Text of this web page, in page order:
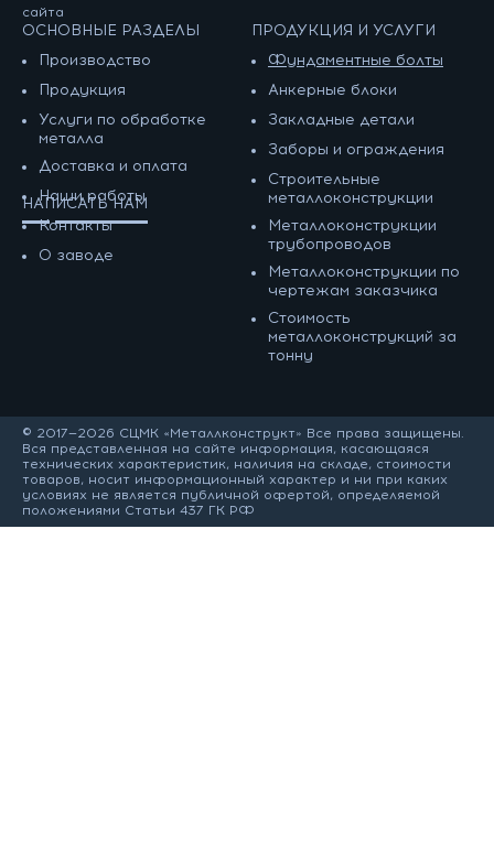
сайта
ОСНОВНЫЕ РАЗДЕЛЫ
Производство
Продукция
Услуги по обработке
металла
Доставка и оплата
Наши работы
Контакты
О заводе
ПРОДУКЦИЯ И УСЛУГИ
Фундаментные болты
Анкерные блоки
Закладные детали
Заборы и ограждения
Строительные
металлоконструкции
Металлоконструкции
трубопроводов
Металлоконструкции по
чертежам заказчика
Cтоимость
металлоконструкций за
тонну
НАПИСАТЬ НАМ
© 2017—2026 СЦМК «Металлконструкт» Все права защищены.
Вся представленная на сайте информация, касающаяся
технических характеристик, наличия на складе, стоимости
товаров, носит информационный характер и ни при каких
условиях не является публичной офертой, определяемой
положениями Статьи 437 ГК РФ